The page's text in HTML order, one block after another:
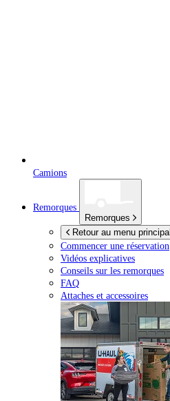
Camions
Remorques
Remorques
Retour au menu principal
Commencer une réservation
Vidéos explicatives
Conseils sur les remorques
FAQ
Attaches et accessoires